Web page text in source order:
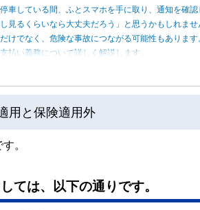
車している間、ふとスマホを手に取り、通知を確
見るくらいなら大丈夫だろう」と思うかもしれま
けでなく、危険な事故につながる可能性もありま
払い義務について詳しく解説します。
用と保険適用外
。
ては、以下の通りです。